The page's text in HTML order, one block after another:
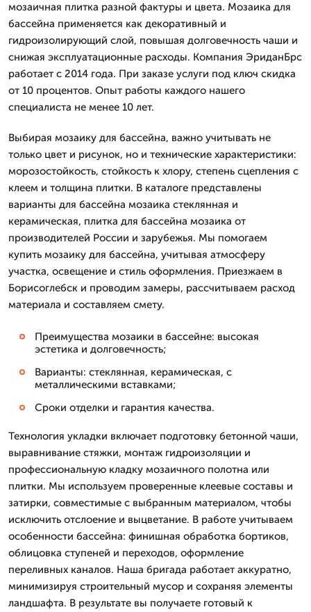
мозаичная плитка разной фактуры и цвета. Мозаика для
бассейна применяется как декоративный и
гидроизолирующий слой, повышая долговечность чаши и
снижая эксплуатационные расходы. Компания ЭриданБрс
работает с 2014 года. При заказе услуги под ключ скидка
от 10 процентов. Опыт работы каждого нашего
специалиста не менее 10 лет.
Выбирая мозаику для бассейна, важно учитывать не
только цвет и рисунок, но и технические характеристики:
морозостойкость, стойкость к хлору, степень сцепления с
клеем и толщина плитки. В каталоге представлены
варианты для бассейна мозаика стеклянная и
керамическая, плитка для бассейна мозаика от
производителей России и зарубежья. Мы помогаем
купить мозаику для бассейна, учитывая атмосферу
участка, освещение и стиль оформления. Приезжаем в
Борисоглебск и проводим замеры, рассчитываем расход
материала и составляем смету.
Преимущества мозаики в бассейне: высокая
эстетика и долговечность;
Варианты: стеклянная, керамическая, с
металлическими вставками;
Сроки отделки и гарантия качества.
Технология укладки включает подготовку бетонной чаши,
выравнивание стяжки, монтаж гидроизоляции и
профессиональную кладку мозаичного полотна или
плитки. Мы используем проверенные клеевые составы и
затирки, совместимые с выбранным материалом, чтобы
исключить отслоение и выцветание. В работе учитываем
особенности бассейна: финишная обработка бортиков,
облицовка ступеней и переходов, оформление
переливных каналов. Наша бригада работает аккуратно,
минимизируя строительный мусор и сохраняя элементы
ландшафта. В результате вы получаете готовый к